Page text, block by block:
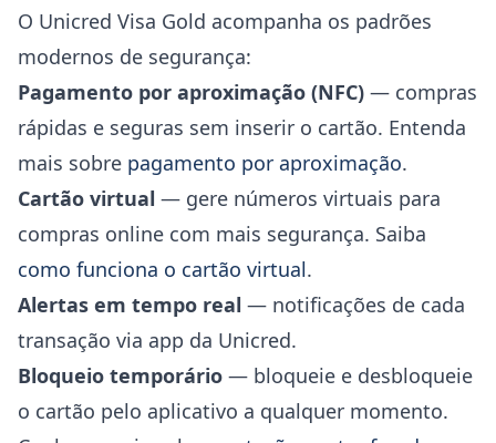
O Unicred Visa Gold acompanha os padrões
modernos de segurança:
Pagamento por aproximação (NFC) — compras
rápidas e seguras sem inserir o cartão. Entenda
mais sobre pagamento por aproximação.
Cartão virtual — gere números virtuais para
compras online com mais segurança. Saiba
como funciona o cartão virtual.
Alertas em tempo real — notificações de cada
transação via app da Unicred.
Bloqueio temporário — bloqueie e desbloqueie
o cartão pelo aplicativo a qualquer momento.